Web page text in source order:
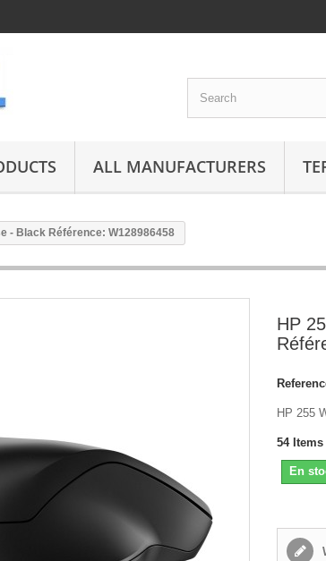
ALL MANUFACTURERS
- Black Référence: W128986458
HP
HP 255
54 Items
En